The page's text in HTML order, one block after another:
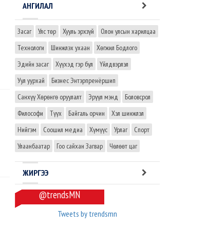
АНГИЛАЛ
Засаг Улс төр Хууль эрхзүй
Олон улсын харилцаа
Технологи
Шинжлэх ухаан
Хөгжил Бодлого
Эдийн засаг
Хүүхэд гэр бүл
Үйлдвэрлэл
Уул уурхай
Бизнес Энтэрпренёршип
Санхүү Хөрөнгө оруулалт
Эрүүл мэнд
Боловсрол
Философи
Түүх Байгаль орчин
Хэл шинжлэл
Нийгэм
Соошил медиа Хүмүүс Урлаг
Спорт
Улаанбаатар
Гоо сайхан Загвар Чөлөөт цаг
ЖИРГЭЭ
@trendsMN
Tweets by trendsmn